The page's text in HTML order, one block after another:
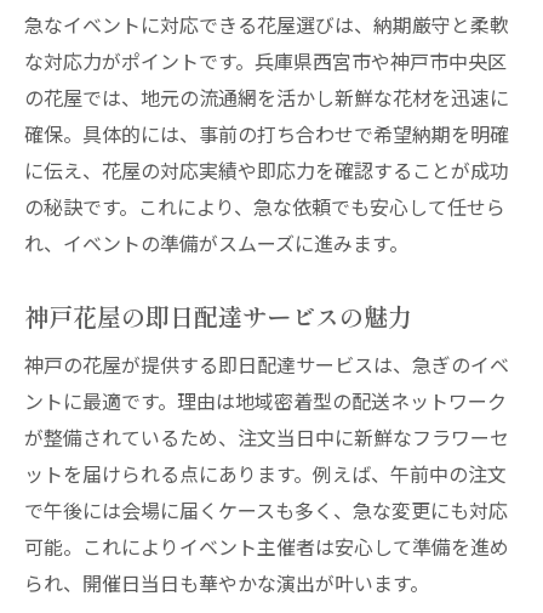
急なイベントに対応できる花屋選びは、納期厳守と柔軟
な対応力がポイントです。兵庫県西宮市や神戸市中央区
の花屋では、地元の流通網を活かし新鮮な花材を迅速に
確保。具体的には、事前の打ち合わせで希望納期を明確
に伝え、花屋の対応実績や即応力を確認することが成功
の秘訣です。これにより、急な依頼でも安心して任せら
れ、イベントの準備がスムーズに進みます。
神戸花屋の即日配達サービスの魅力
神戸の花屋が提供する即日配達サービスは、急ぎのイベ
ントに最適です。理由は地域密着型の配送ネットワーク
が整備されているため、注文当日中に新鮮なフラワーセ
ットを届けられる点にあります。例えば、午前中の注文
で午後には会場に届くケースも多く、急な変更にも対応
可能。これによりイベント主催者は安心して準備を進め
られ、開催日当日も華やかな演出が叶います。